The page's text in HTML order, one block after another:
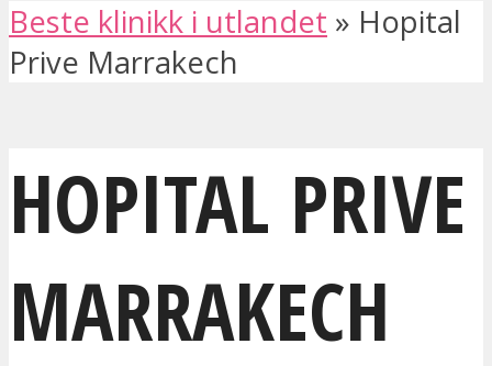
Beste klinikk i utlandet » Hopital
Prive Marrakech
HOPITAL PRIVE
MARRAKECH